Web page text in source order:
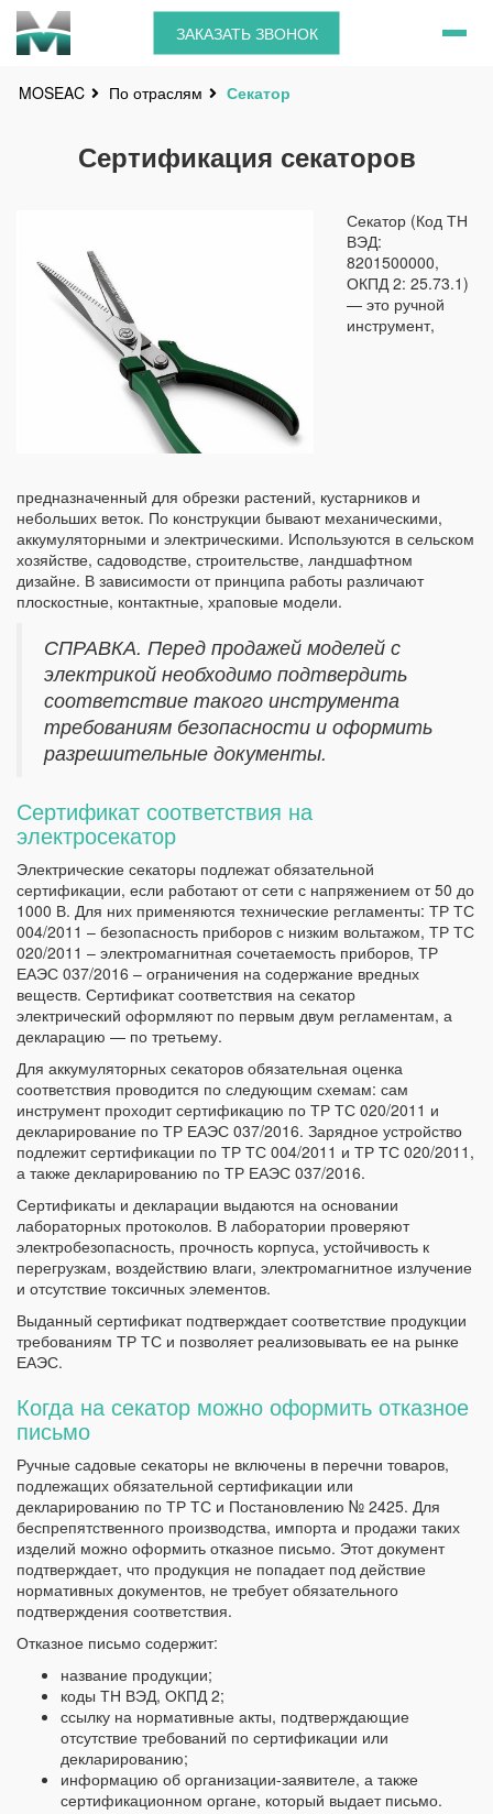
ЗАКАЗАТЬ ЗВОНОК
MOSEAC По отраслям Секатор
Сертификация секаторов
Секатор (Код ТН
ВЭД:
8201500000,
ОКПД 2: 25.73.1)
— это ручной
инструмент,
предназначенный для обрезки растений, кустарников и
небольших веток. По конструкции бывают механическими,
аккумуляторными и электрическими. Используются в сельском
хозяйстве, садоводстве, строительстве, ландшафтном
дизайне. В зависимости от принципа работы различают
плоскостные, контактные, храповые модели.
СПРАВКА. Перед продажей моделей с
электрикой необходимо подтвердить
соответствие такого инструмента
требованиям безопасности и оформить
разрешительные документы.
Сертификат соответствия на
электросекатор
Электрические секаторы подлежат обязательной
сертификации, если работают от сети с напряжением от 50 до
1000 В. Для них применяются технические регламенты: ТР ТС
004/2011 – безопасность приборов с низким вольтажом, ТР ТС
020/2011 – электромагнитная сочетаемость приборов, ТР
ЕАЭС 037/2016 – ограничения на содержание вредных
веществ. Сертификат соответствия на секатор
электрический оформляют по первым двум регламентам, а
декларацию — по третьему.
Для аккумуляторных секаторов обязательная оценка
соответствия проводится по следующим схемам: сам
инструмент проходит сертификацию по ТР ТС 020/2011 и
декларирование по ТР ЕАЭС 037/2016. Зарядное устройство
подлежит сертификации по ТР ТС 004/2011 и ТР ТС 020/2011,
а также декларированию по ТР ЕАЭС 037/2016.
Сертификаты и декларации выдаются на основании
лабораторных протоколов. В лаборатории проверяют
электробезопасность, прочность корпуса, устойчивость к
перегрузкам, воздействию влаги, электромагнитное излучение
и отсутствие токсичных элементов.
Выданный сертификат подтверждает соответствие продукции
требованиям ТР ТС и позволяет реализовывать ее на рынке
ЕАЭС.
Когда на секатор можно оформить отказное
письмо
Ручные садовые секаторы не включены в перечни товаров,
подлежащих обязательной сертификации или
декларированию по ТР ТС и Постановлению № 2425. Для
беспрепятственного производства, импорта и продажи таких
изделий можно оформить отказное письмо. Этот документ
подтверждает, что продукция не попадает под действие
нормативных документов, не требует обязательного
подтверждения соответствия.
Отказное письмо содержит:
название продукции;
коды ТН ВЭД, ОКПД 2;
ссылку на нормативные акты, подтверждающие
отсутствие требований по сертификации или
декларированию;
информацию об организации-заявителе, а также
сертификационном органе, который выдает письмо.